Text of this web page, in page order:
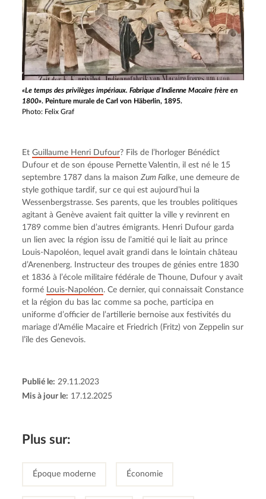
«Le temps des privilèges impériaux. Fabrique d’Indienne Macaire frère en
1800». Peinture murale de Carl von Häberlin, 1895.
Photo: Felix Graf
Et Guillaume Henri Dufour? Fils de l’horloger Bénédict
Dufour et de son épouse Pernette Valentin, il est né le 15
septembre 1787 dans la maison Zum Falke, une demeure de
style gothique tardif, sur ce qui est aujourd’hui la
Wessenbergstrasse. Ses parents, que les troubles politiques
agitant à Genève avaient fait quitter la ville y revinrent en
1789 comme bien d’autres émigrants. Henri Dufour garda
un lien avec la région issu de l’amitié qui le liait au prince
Louis-Napoléon, lequel avait grandi dans le lointain château
d’Arenenberg. Instructeur des troupes de génies entre 1830
et 1836 à l’école militaire fédérale de Thoune, Dufour y avait
formé Louis-Napoléon. Ce dernier, qui connaissait Constance
et la région du bas lac comme sa poche, participa en
uniforme d’officier de l’artillerie bernoise aux festivités du
mariage d’Amélie Macaire et Friedrich (Fritz) von Zeppelin sur
l’île des Genevois.
Publié le: 29.11.2023
Mis à jour le: 17.12.2025
Plus sur:
Époque moderne Économie